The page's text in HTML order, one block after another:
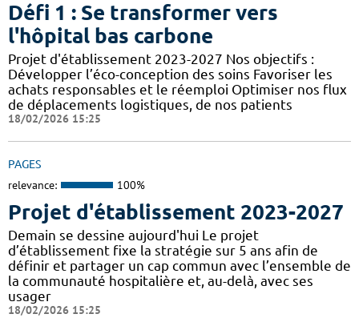
Défi 1 : Se transformer vers
l'hôpital bas carbone
Projet d'établissement 2023-2027 Nos objectifs :
Développer l’éco-conception des soins Favoriser les
achats responsables et le réemploi Optimiser nos flux
de déplacements logistiques, de nos patients
18/02/2026 15:25
PAGES
relevance: 100%
Projet d'établissement 2023-2027
Demain se dessine aujourd'hui Le projet
d’établissement fixe la stratégie sur 5 ans afin de
définir et partager un cap commun avec l’ensemble de
la communauté hospitalière et, au-delà, avec ses
usager
18/02/2026 15:25